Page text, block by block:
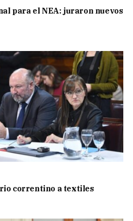
para el NEA: juraron nuevos
correntino a textiles